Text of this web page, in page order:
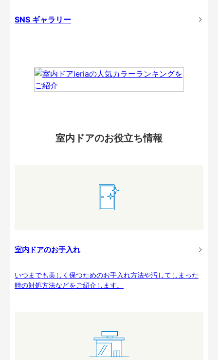
SNS ギャラリー
室内ドアのお役立ち情報
室内ドアのお手入れ
いつまでも美しく保つためのお手入れ方法や汚してしまった
時の対処方法などをご紹介します。